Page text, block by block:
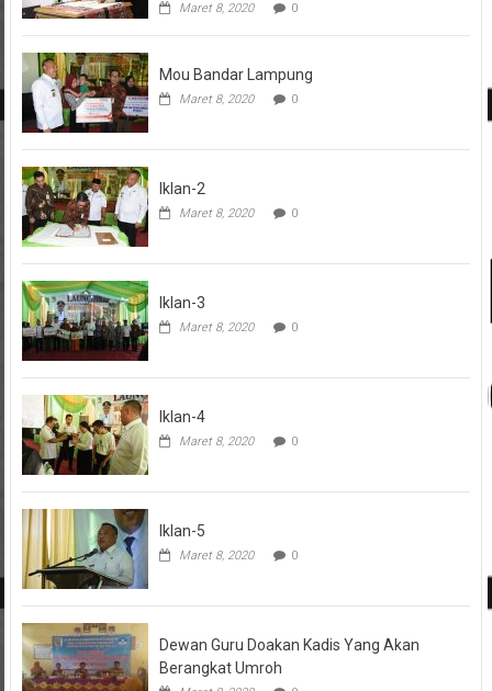
Maret 8, 2020 0
Mou Bandar Lampung
Maret 8, 2020 0
Iklan-2
Maret 8, 2020 0
Iklan-3
Maret 8, 2020 0
Iklan-4
Maret 8, 2020 0
Iklan-5
Maret 8, 2020 0
Dewan Guru Doakan Kadis Yang Akan
Berangkat Umroh